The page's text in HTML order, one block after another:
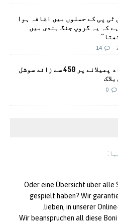
ٹی پی کے حملوں میں اضافہ ہوا
کہ یہ گروپ جنگ بندی میں
14
نفرت انگیز مواد پھیلانے پر 450 سے زائد سوشل
0
Oder eine Übersicht über alle
gespielt haben? Wir
lieben, in unserer
Wir beanspruchen all diese